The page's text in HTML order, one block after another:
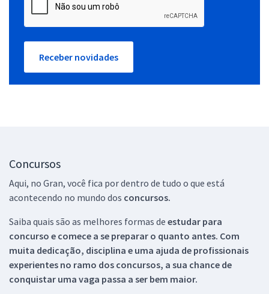
Receber novidades
Concursos
Aqui, no Gran, você fica por dentro de tudo o que está
acontecendo no mundo dos concursos.
Saiba quais são as melhores formas de estudar para
concurso e comece a se preparar o quanto antes. Com
muita dedicação, disciplina e uma ajuda de profissionais
experientes no ramo dos concursos, a sua chance de
conquistar uma vaga passa a ser bem maior.